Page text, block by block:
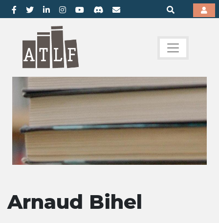
Arnaud Bihel